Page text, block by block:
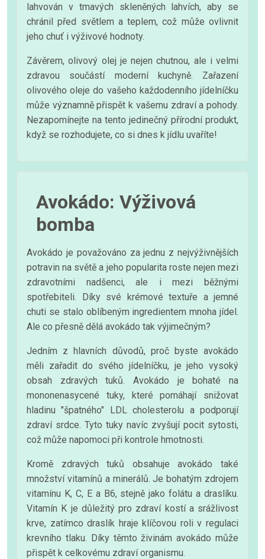
lahvován v tmavých skleněných lahvích, aby se
chránil před světlem a teplem, což může ovlivnit
jeho chuť i výživové hodnoty.
Závěrem, olivový olej je nejen chutnou, ale i velmi
zdravou součástí moderní kuchyně. Zařazení
olivového oleje do vašeho každodenního jídelníčku
může významně přispět k vašemu zdraví a pohody.
Nezapomínejte na tento jedinečný přírodní produkt,
když se rozhodujete, co si dnes k jídlu uvaříte!
Avokádo: Výživová
bomba
Avokádo je považováno za jednu z nejvýživnějších
potravin na světě a jeho popularita roste nejen mezi
zdravotními nadšenci, ale i mezi běžnými
spotřebiteli. Díky své krémové textuře a jemné
chuti se stalo oblíbeným ingredientem mnoha jídel.
Ale co přesně dělá avokádo tak výjimečným?
Jedním z hlavních důvodů, proč byste avokádo
měli zařadit do svého jídelníčku, je jeho vysoký
obsah zdravých tuků. Avokádo je bohaté na
mononenasycené tuky, které pomáhají snižovat
hladinu "špatného" LDL cholesterolu a podporují
zdraví srdce. Tyto tuky navíc zvyšují pocit sytosti,
což může napomoci při kontrole hmotnosti.
Kromě zdravých tuků obsahuje avokádo také
množství vitamínů a minerálů. Je bohatým zdrojem
vitamínu K, C, E a B6, stejně jako folátu a draslíku.
Vitamín K je důležitý pro zdraví kostí a srážlivost
krve, zatímco draslík hraje klíčovou roli v regulaci
krevního tlaku. Díky těmto živinám avokádo může
přispět k celkovému zdraví organismu.